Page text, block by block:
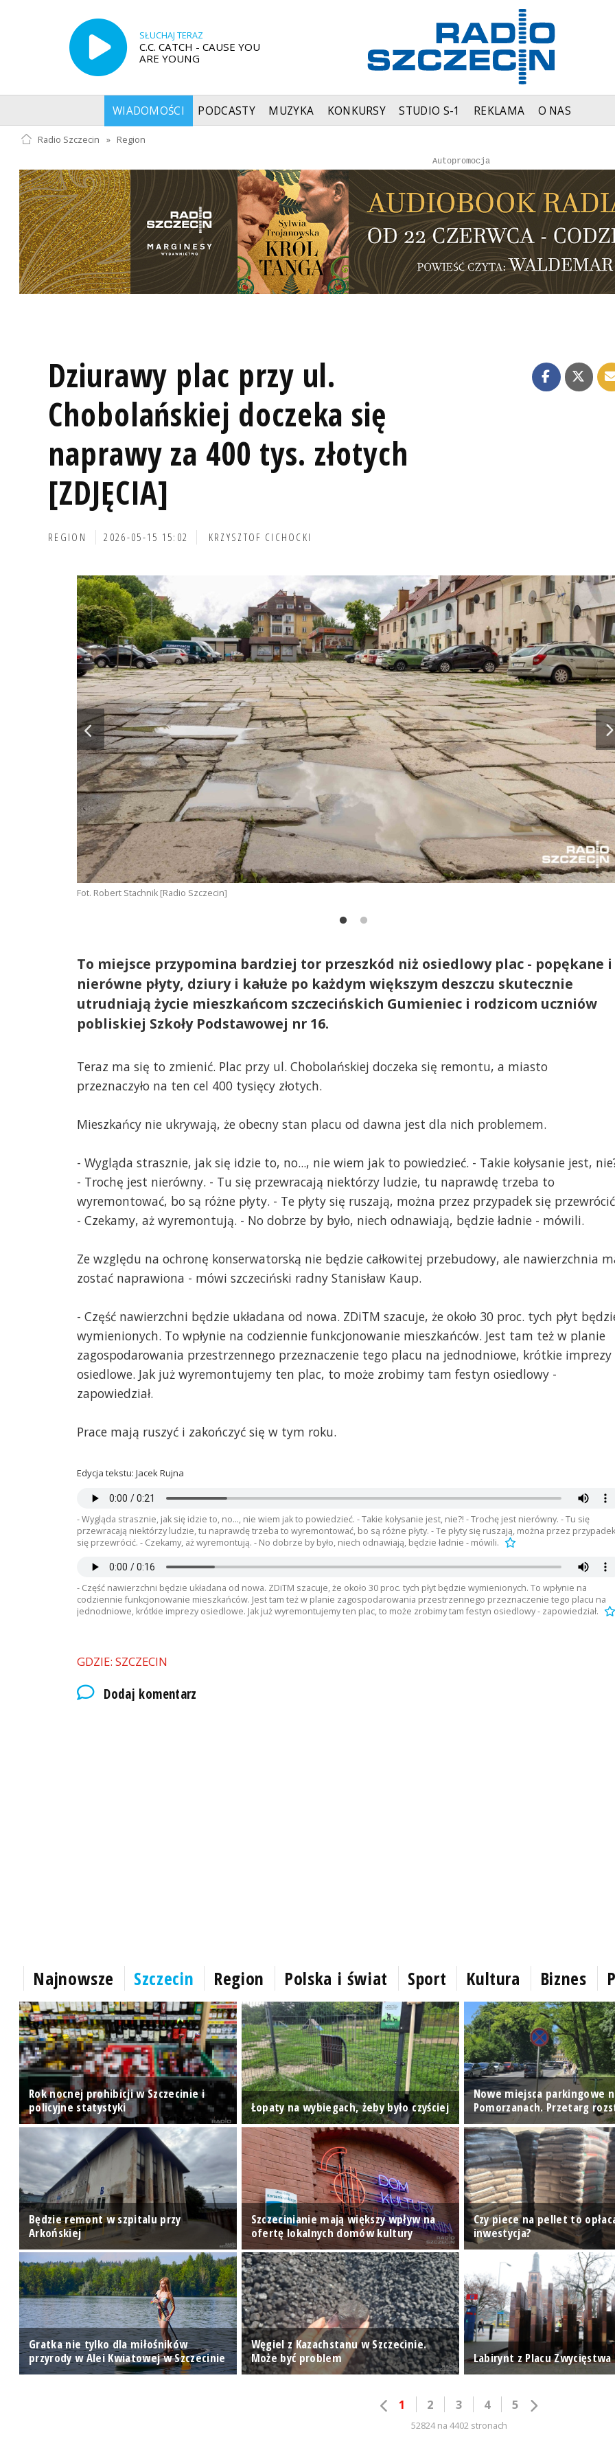
SŁUCHAJ TERAZ
C.C. CATCH - CAUSE YOU
ARE YOUNG
WIADOMOŚCI PODCASTY MUZYKA KONKURSY STUDIO S-1 REKLAMA O NAS
Radio Szczecin » Region
Autopromocja
Reklama
Autopromocja
Dziurawy plac przy ul.
Chobolańskiej doczeka się
naprawy za 400 tys. złotych
[ZDJĘCIA]
REGION 2026-05-15 15:02 KRZYSZTOF CICHOCKI
Fot. Robert Stachnik [Radio Szczecin]
To miejsce przypomina bardziej tor przeszkód niż osiedlowy plac - popękane i
nierówne płyty, dziury i kałuże po każdym większym deszczu skutecznie
utrudniają życie mieszkańcom szczecińskich Gumieniec i rodzicom uczniów
pobliskiej Szkoły Podstawowej nr 16.
Teraz ma się to zmienić. Plac przy ul. Chobolańskiej doczeka się remontu, a miasto
przeznaczyło na ten cel 400 tysięcy złotych.
Mieszkańcy nie ukrywają, że obecny stan placu od dawna jest dla nich problemem.
- Wygląda strasznie, jak się idzie to, no..., nie wiem jak to powiedzieć. - Takie kołysanie jest,
- Trochę jest nierówny. - Tu się przewracają niektórzy ludzie, tu naprawdę trzeba to
wyremontować, bo są różne płyty. - Te płyty się ruszają, można przez przypadek się
- Czekamy, aż wyremontują. - No dobrze by było, niech odnawiają, będzie ładnie - mówili.
Ze względu na ochronę konserwatorską nie będzie całkowitej przebudowy, ale nawierzchnia
zostać naprawiona - mówi szczeciński radny Stanisław Kaup.
- Część nawierzchni będzie układana od nowa. ZDiTM szacuje, że około 30 proc. tych płyt
wymienionych. To wpłynie na codziennie funkcjonowanie mieszkańców. Jest tam też w planie
zagospodarowania przestrzennego przeznaczenie tego placu na jednodniowe, krótkie imprezy
osiedlowe. Jak już wyremontujemy ten plac, to może zrobimy tam festyn osiedlowy -
zapowiedział.
Prace mają ruszyć i zakończyć się w tym roku.
Edycja tekstu: Jacek Rujna
- Wygląda strasznie, jak się idzie to, no..., nie wiem jak to powiedzieć. - Takie kołysanie jest, nie?! - Trochę jest nierówny. - Tu się
przewracają niektórzy ludzie, tu naprawdę trzeba to wyremontować, bo są różne płyty. - Te płyty się ruszają, można przez przypadek
się przewrócić. - Czekamy, aż wyremontują. - No dobrze by było, niech odnawiają, będzie ładnie - mówili.
- Część nawierzchni będzie układana od nowa. ZDiTM szacuje, że około 30 proc. tych płyt będzie wymienionych. To wpłynie na
codziennie funkcjonowanie mieszkańców. Jest tam też w planie zagospodarowania przestrzennego przeznaczenie tego placu na
jednodniowe, krótkie imprezy osiedlowe. Jak już wyremontujemy ten plac, to może zrobimy tam festyn osiedlowy - zapowiedział.
GDZIE: SZCZECIN
Dodaj komentarz
Najnowsze Szczecin Region Polska i świat Sport Kultura Biznes
Rok nocnej prohibicji w Szczecinie i
policyjne statystyki
Łopaty na wybiegach, żeby było czyściej
Nowe miejsca parkingowe
Pomorzanach. Przetarg
Będzie remont w szpitalu przy
Arkońskiej
Szczecinianie mają większy wpływ na
ofertę lokalnych domów kultury
Czy piece na pellet to
inwestycja?
Gratka nie tylko dla miłośników
przyrody w Alei Kwiatowej w Szczecinie
Węgiel z Kazachstanu w Szczecinie.
Może być problem
Labirynt z Placu
1 2 3 4 5
52824 na 4402 stronach